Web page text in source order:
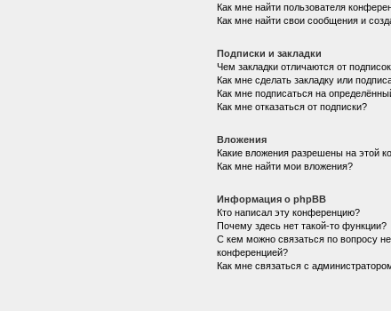
Как мне найти пользователя
Как мне найти свои сообщения и
Подписки и закладки
Чем закладки отличаются от
Как мне сделать закладку или
Как мне подписаться на
Как мне отказаться от подписки?
Вложения
Какие вложения разрешены на этой
Как мне найти мои вложения?
Информация о phpBB
Кто написал эту конференцию?
Почему здесь нет такой-то функции?
С кем можно связаться по вопросу
конференцией?
Как мне связаться с